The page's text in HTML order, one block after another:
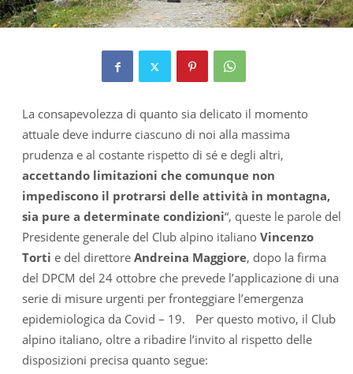
La consapevolezza di quanto sia delicato il momento
attuale deve indurre ciascuno di noi alla massima
prudenza e al costante rispetto di sé e degli altri,
accettando limitazioni che comunque non
impediscono il protrarsi delle attività in montagna,
sia pure a determinate condizioni“, queste le parole del
Presidente generale del Club alpino italiano Vincenzo
Torti e del direttore Andreina Maggiore, dopo la firma
del DPCM del 24 ottobre che prevede l’applicazione di una
serie di misure urgenti per fronteggiare l’emergenza
epidemiologica da Covid – 19. Per questo motivo, il Club
alpino italiano, oltre a ribadire l’invito al rispetto delle
disposizioni precisa quanto segue: